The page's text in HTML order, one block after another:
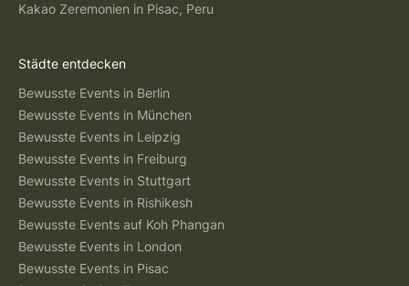
Kakao Zeremonien in Pisac, Peru
Städte entdecken
Bewusste Events in Berlin
Bewusste Events in München
Bewusste Events in Leipzig
Bewusste Events in Freiburg
Bewusste Events in Stuttgart
Bewusste Events in Rishikesh
Bewusste Events auf Koh Phangan
Bewusste Events in London
Bewusste Events in Pisac